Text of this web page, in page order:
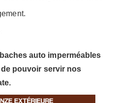
auto imperméables
pouvoir servir nos